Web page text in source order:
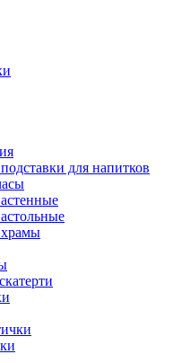
для напитков